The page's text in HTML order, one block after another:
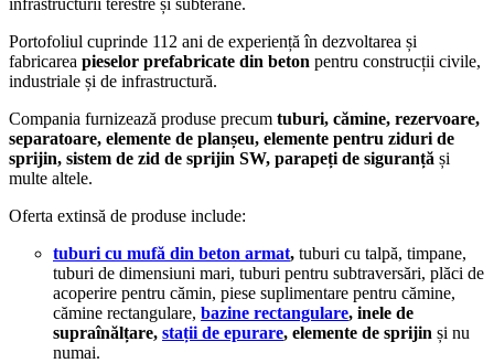
Portofoliul cuprinde 112 ani de experiență în dezvoltarea și
fabricarea pieselor prefabricate din beton pentru construcții civile,
industriale și de infrastructură.
Compania furnizează produse precum tuburi, cămine, rezervoare,
separatoare, elemente de planșeu, elemente pentru ziduri de
sprijin, sistem de zid de sprijin SW, parapeți de siguranță și
multe altele.
Oferta extinsă de produse include:
tuburi cu mufă din beton armat, tuburi cu talpă, timpane,
tuburi de dimensiuni mari, tuburi pentru subtraversări, plăci de
acoperire pentru cămin, piese suplimentare pentru cămine,
cămine rectangulare, bazine rectangulare, inele de
supraînălțare, stații de epurare, elemente de sprijin și nu
numai.